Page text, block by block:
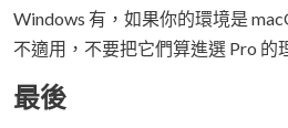
Windows 有，如果你的環境是
不適用，不要把它們算進選 Pro 的
最後